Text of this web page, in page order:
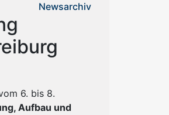
Newsarchiv
6. bis 8.
Aufbau und